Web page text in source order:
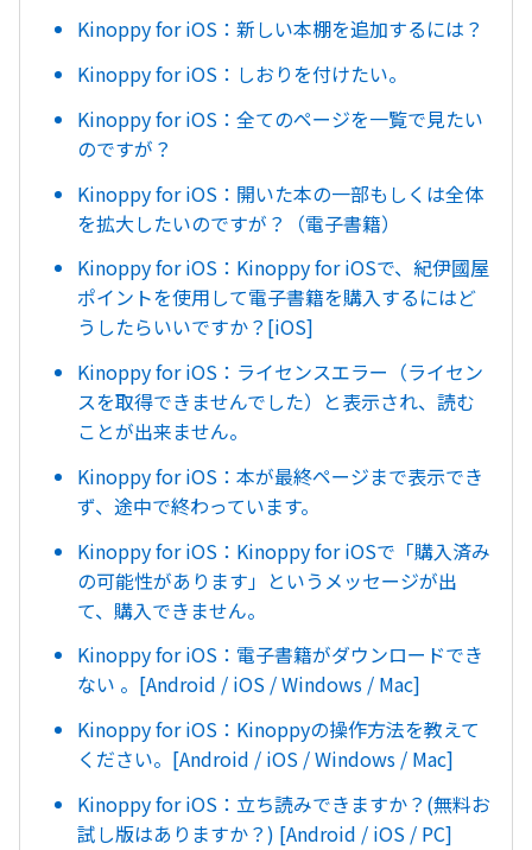
Kinoppy for iOS：新しい本棚を追加するには？
Kinoppy for iOS：しおりを付けたい。
Kinoppy for iOS：全てのページを一覧で見たい
のですが？
Kinoppy for iOS：開いた本の一部もしくは全体
を拡大したいのですが？（電子書籍）
Kinoppy for iOS：Kinoppy for iOSで、紀伊國屋
ポイントを使用して電子書籍を購入するにはど
うしたらいいですか？[iOS]
Kinoppy for iOS：ライセンスエラー（ライセン
スを取得できませんでした）と表示され、読む
ことが出来ません。
Kinoppy for iOS：本が最終ページまで表示でき
ず、途中で終わっています。
Kinoppy for iOS：Kinoppy for iOSで「購入済み
の可能性があります」というメッセージが出
て、購入できません。
Kinoppy for iOS：電子書籍がダウンロードでき
ない 。[Android / iOS / Windows / Mac]
Kinoppy for iOS：Kinoppyの操作方法を教えて
ください。[Android / iOS / Windows / Mac]
Kinoppy for iOS：立ち読みできますか？(無料お
試し版はありますか？) [Android / iOS / PC]